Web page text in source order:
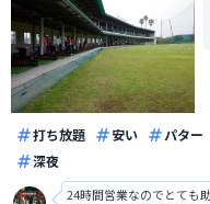
打ち放題 安い パター
深夜
24時間営業なのでとても